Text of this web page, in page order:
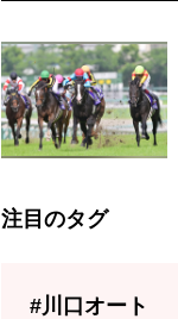
注目のタグ
#川口オート